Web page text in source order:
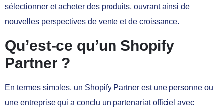
sélectionner et acheter des produits, ouvrant ainsi de
nouvelles perspectives de vente et de croissance.
Qu’est-ce qu’un Shopify
Partner ?
En termes simples, un Shopify Partner est une personne ou
une entreprise qui a conclu un partenariat officiel avec